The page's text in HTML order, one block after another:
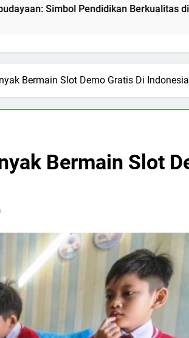
Pendidikan Berkualitas di Indonesia
Bermain Slot Demo Gratis Di Indonesia
Bermain Slot